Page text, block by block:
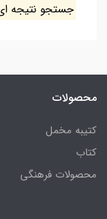
جستجو نتیجه
محصولات
کتیبه مخمل
کتاب
محصولات فرهنگی